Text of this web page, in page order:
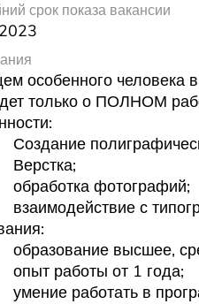
срок показа вакансии
особенного человека
только о ПОЛНОМ
Создание
Верстка;
обработка фотографий;
взаимодействие с
образование высшее,
опыт работы от 1 года;
умение работать в